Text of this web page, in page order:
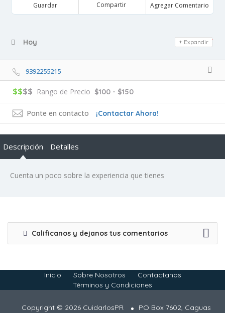
Guardar Compartir Agregar Comentario
Hoy Day Off
Expandir
9392255215
$$$$ Rango de Precio $100 - $150
Ponte en contacto ¡Contactar Ahora!
Descripción Detalles
Cuenta un poco sobre la experiencia que tienes
Calificanos y dejanos tus comentarios
Inicio Sobre Nosotros
Contactanos
Términos y Condiciones
Copyright © 2026 CuidarlosPR PO Box 7602, Caguas